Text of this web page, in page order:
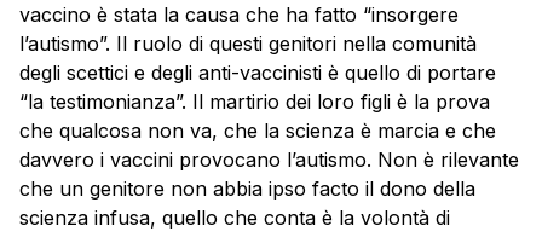
vaccino è stata la causa che ha fatto “insorgere
l’autismo”. Il ruolo di questi genitori nella comunità
degli scettici e degli anti-vaccinisti è quello di portare
“la testimonianza”. Il martirio dei loro figli è la prova
che qualcosa non va, che la scienza è marcia e che
davvero i vaccini provocano l’autismo. Non è rilevante
che un genitore non abbia ipso facto il dono della
scienza infusa, quello che conta è la volontà di